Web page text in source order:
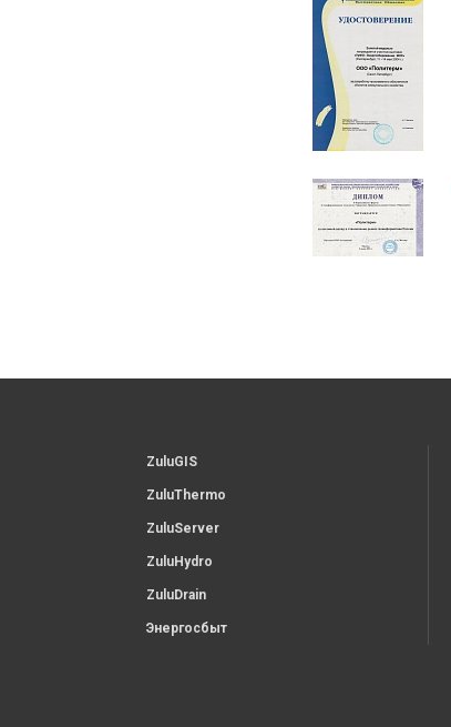
ZuluGIS
ZuluThermo
ZuluServer
ZuluHydro
ZuluDrain
Энергосбыт